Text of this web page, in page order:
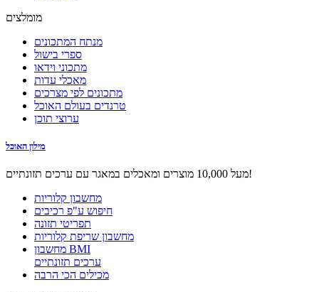
מומלצים
מנתח המתכונים
ספרי בישול
מתכוני וידאו
מאכלי עדות
מתכונים לפי מצרכים
טרנדים בעולם האוכל
ערוצי תוכן
מילון האוכל
מעל 10,000 מוצרים ומאכלים במאגר עם ערכים תזונתיים!
מחשבון קלוריות
חיפוש ע"פ רכיבים
תפריטי תזונה
מחשבון שריפת קלוריות
מחשבון BMI
ערכים תזונתיים
מכילים הכי הרבה